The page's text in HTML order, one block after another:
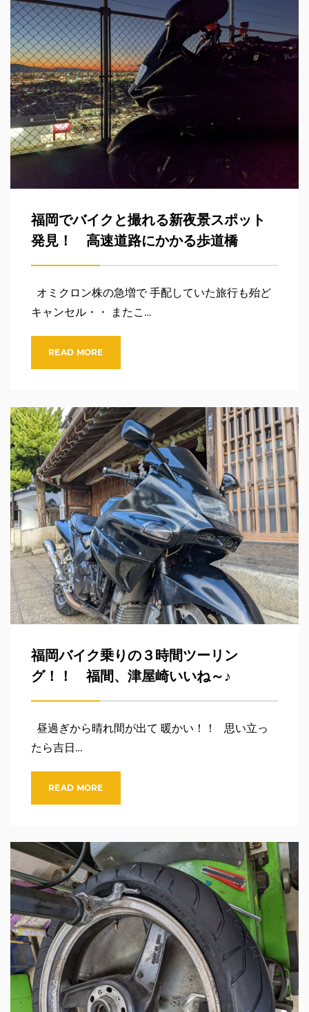
福岡でバイクと撮れる新夜景スポット
発見！ 高速道路にかかる歩道橋
オミクロン株の急増で 手配していた旅行も殆ど
キャンセル・・ またこ…
READ MORE
福岡バイク乗りの３時間ツーリン
グ！！ 福間、津屋崎いいね～♪
昼過ぎから晴れ間が出て 暖かい！！ 思い立っ
たら吉日…
READ MORE